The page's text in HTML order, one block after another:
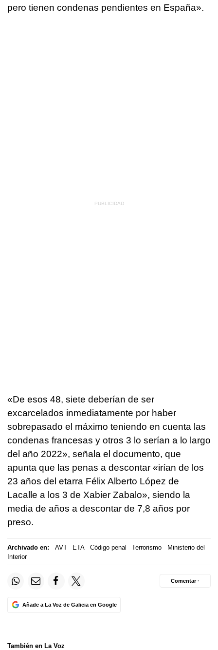
pero tienen condenas pendientes en España».
«De esos 48, siete deberían de ser
excarcelados inmediatamente por haber
sobrepasado el máximo teniendo en cuenta las
condenas francesas y otros 3 lo serían a lo largo
del año 2022», señala el documento, que
apunta que las penas a descontar «irían de los
23 años del etarra Félix Alberto López de
Lacalle a los 3 de Xabier Zabalo», siendo la
media de años a descontar de 7,8 años por
preso.
Archivado en: AVT ETA Código penal Terrorismo
Ministerio del
Interior
Añade a La Voz de Galicia en Google
Comentar ·
También en La Voz